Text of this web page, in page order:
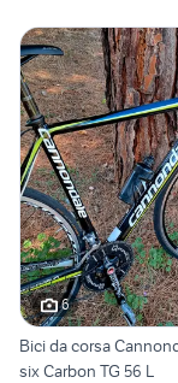
6
Bici da corsa Cannondale
six Carbon TG 56 L